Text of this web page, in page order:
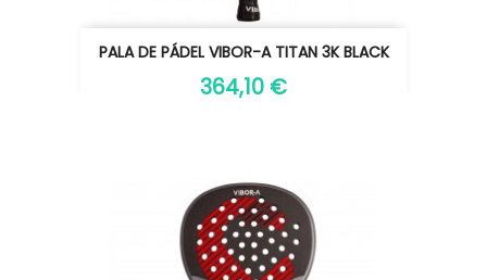
PALA DE PÁDEL VIBOR-A TITAN 3K BLACK
364,10 €